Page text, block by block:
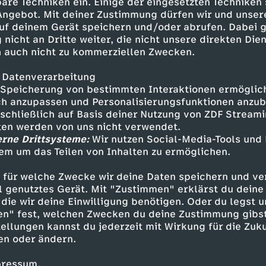
Mit deiner Zustimmung dürfen wir und
deinem Gerät speichern und/oder abrufen. Dabei
nicht an Dritte weiter, die nicht unsere direkten
nicht zu kommerziellen Zwecken.
von bestimmten Interaktionen
anzupassen und Personalisierungsfunktionen
auf Basis deiner Nutzung von ZDF
werden von uns nicht verwendet.
Drittsysteme:Wir nutzen Social-Media-Tools und
um das Teilen von Inhalten zu ermöglichen.
für welche Zwecke wir deine Daten speichern und
Gerät. Mit "Zustimmen" erklärst du deine
wir deine Einwilligung benötigen. Oder du legst
fest, welchen Zwecken du deine Zustimmung
kannst du jederzeit mit Wirkung für die
oder ändern.
Prömel glich ähnlich schnell nach der
sorgte mit einem umstrittenen Handelfmeter
(107.). Wahl hatte der Ball am
zur Seite drehte. Doch Matias Pereira
(120.+2).
- Wahl, Smith, Mets (90.+4 Ritzka) – Pyrka
Metcalfe (80. Kaars) - A. Hountondji (66.
Lage)
Blessin